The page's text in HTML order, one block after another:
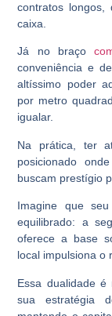
contratos
caixa.
Já no braço
conveniência e
altíssimo poder
por metro
igualar.
Na prática, ter
posicionado
buscam prestígio
Imagine que
equilibrado: a
oferece a base
local impulsiona o
Essa dualidade
sua estratégia